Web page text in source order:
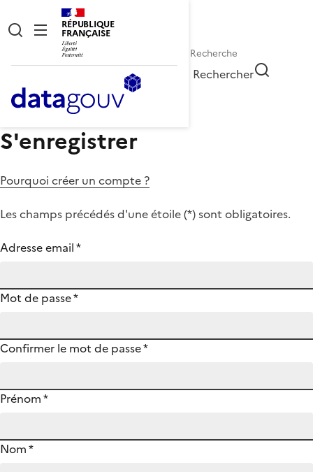
RÉPUBLIQUE
FRANÇAISE
Rechercher
S'enregistrer
Pourquoi créer un compte ?
Les champs précédés d'une étoile (*) sont obligatoires.
Adresse email*
Mot de passe*
Confirmer le mot de passe*
Prénom*
Nom*